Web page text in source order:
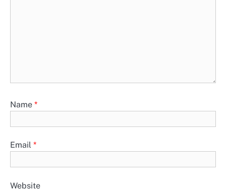
Name *
Email *
Website